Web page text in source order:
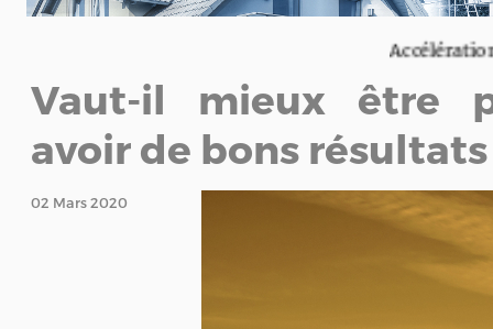
Accélération
Vaut-il mieux être
avoir de bons résultats
02 Mars 2020